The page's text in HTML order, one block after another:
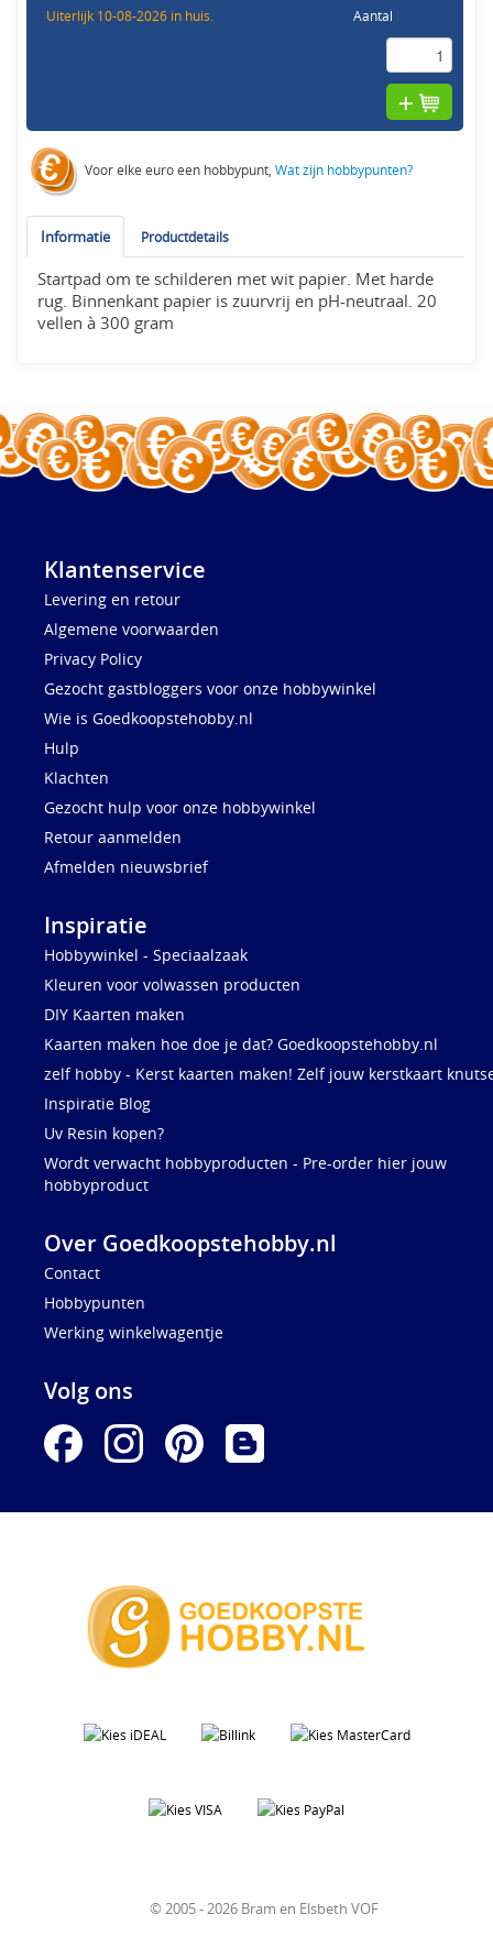
Uiterlijk 10-08-2026 in huis.
Aantal
Voor elke euro een hobbypunt,Wat zijn hobbypunten?
Informatie Productdetails
Startpad om te schilderen met wit papier. Met harde
rug. Binnenkant papier is zuurvrij en pH-neutraal. 20
vellen à 300 gram
Klantenservice
Levering en retour
Algemene voorwaarden
Privacy Policy
Gezocht gastbloggers voor onze hobbywinkel
Wie is Goedkoopstehobby.nl
Hulp
Klachten
Gezocht hulp voor onze hobbywinkel
Retour aanmelden
Afmelden nieuwsbrief
Inspiratie
Hobbywinkel - Speciaalzaak
Kleuren voor volwassen producten
DIY Kaarten maken
Kaarten maken hoe doe je dat? Goedkoopstehobby.nl
zelf hobby - Kerst kaarten maken! Zelf jouw kerstkaart
Inspiratie Blog
Uv Resin kopen?
Wordt verwacht hobbyproducten - Pre-order hier jouw
hobbyproduct
Over Goedkoopstehobby.nl
Contact
Hobbypunten
Werking winkelwagentje
Volg ons
© 2005 - 2026 Bram en Elsbeth VOF